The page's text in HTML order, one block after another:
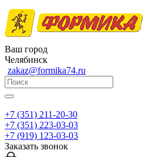
Ваш город
Челябинск
zakaz@formika74.ru
+7 (351) 211-20-30
+7 (351) 223-03-03
+7 (919) 123-03-03
Заказать звонок